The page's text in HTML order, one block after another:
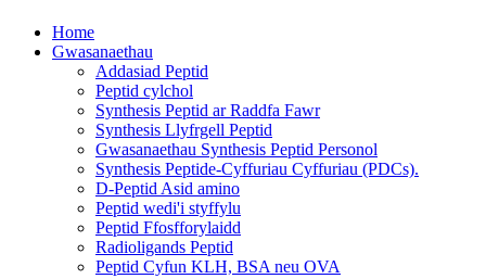
Home
Gwasanaethau
Addasiad Peptid
Peptid cylchol
Synthesis Peptid ar Raddfa Fawr
Synthesis Llyfrgell Peptid
Gwasanaethau Synthesis Peptid Personol
Synthesis Peptide-Cyffuriau Cyffuriau (PDCs).
D-Peptid Asid amino
Peptid wedi'i styffylu
Peptid Ffosfforylaidd
Radioligands Peptid
Peptid Cyfun KLH, BSA neu OVA